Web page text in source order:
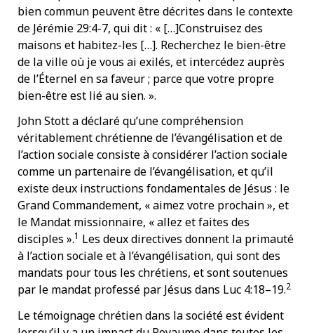
bien commun peuvent être décrites dans le contexte
de Jérémie 29:4-7, qui dit : « […]Construisez des
maisons et habitez-les […]. Recherchez le bien-être
de la ville où je vous ai exilés, et intercédez auprès
de l’Éternel en sa faveur ; parce que votre propre
bien-être est lié au sien. ».
John Stott a déclaré qu’une compréhension
véritablement chrétienne de l’évangélisation et de
l’action sociale consiste à considérer l’action sociale
comme un partenaire de l’évangélisation, et qu’il
existe deux instructions fondamentales de Jésus : le
Grand Commandement, « aimez votre prochain », et
le Mandat missionnaire, « allez et faites des
disciples ».1 Les deux directives donnent la primauté
à l’action sociale et à l’évangélisation, qui sont des
mandats pour tous les chrétiens, et sont soutenues
par le mandat professé par Jésus dans Luc 4:18–19.2
Le témoignage chrétien dans la société est évident